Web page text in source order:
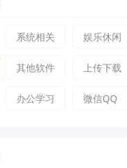
系统相关 娱乐休闲
其他软件 上传下载
办公学习 微信QQ